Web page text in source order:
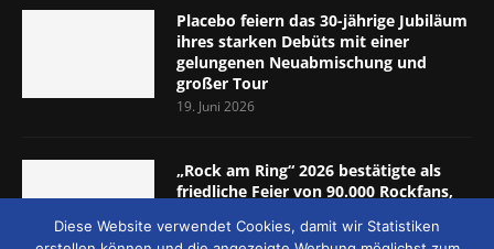
Placebo feiern das 30-jährige Jubiläum
ihres starken Debüts mit einer
gelungenen Neuabmischung und
großer Tour
19. Juni 2026
„Rock am Ring“ 2026 bestätigte als
friedliche Feier von 90.000 Rockfans,
5.-7. Juni 2026)
Diese Website verwendet Cookies, damit wir Statistiken